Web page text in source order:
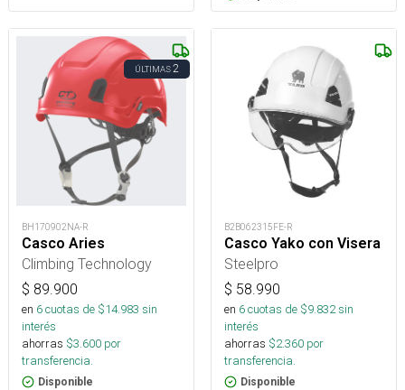
ÚLTIMAS2
BH170902NA-R
Casco Aries
Climbing Technology
$ 89.900
en 6cuotas de $14.983 sin
interés
ahorras $3.600 por
transferencia.
Disponible
B2B062315FE-R
Casco Yako con Visera
Steelpro
$ 58.990
en 6cuotas de $9.832sin
interés
ahorras $2.360 por
transferencia.
Disponible